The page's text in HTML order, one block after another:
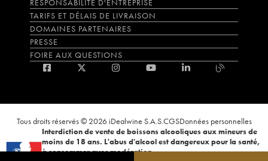
RESPONSABILITÉ D'ENTREPRISE
TARIFS ET DÉLAIS DE LIVRAISON
DOMAINES PARTENAIRES
PRESSE
FOIRE AUX QUESTIONS
Tous droits réservés © 2026 iDealwine S.A.S.CGSDonnées personnelles
Interdiction de vente de boissons alcooliques aux mineurs de
moins de 18 ans. L'abus d'alcool est dangereux pour la santé,
à consommer avec modération.